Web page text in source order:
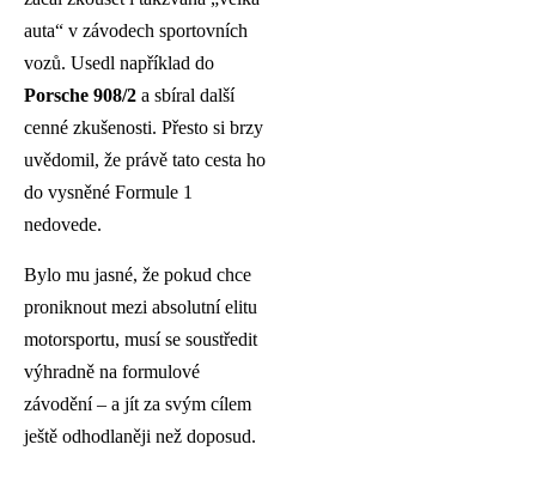
auta“ v závodech sportovních
vozů. Usedl například do
Porsche 908/2 a sbíral další
cenné zkušenosti. Přesto si brzy
uvědomil, že právě tato cesta ho
do vysněné Formule 1
nedovede.
Bylo mu jasné, že pokud chce
proniknout mezi absolutní elitu
motorsportu, musí se soustředit
výhradně na formulové
závodění – a jít za svým cílem
ještě odhodlaněji než doposud.